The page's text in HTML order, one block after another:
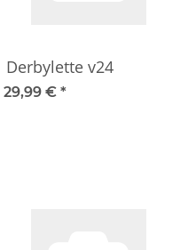
Derbylette v24
29,99 € *